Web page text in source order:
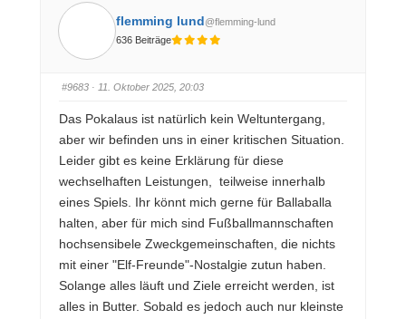
r
e
a
u
n
t
e
n
.
D
a
u
m
a
o
b
e
n
flemming lund@flemming-lund
636 Beiträge
#9683· 11. Oktober 2025, 20:03
Das Pokalaus ist natürlich kein Weltuntergang,
aber wir befinden uns in einer kritischen Situation.
Leider gibt es keine Erklärung für diese
wechselhaften Leistungen, teilweise innerhalb
eines Spiels. Ihr könnt mich gerne für Ballaballa
halten, aber für mich sind Fußballmannschaften
hochsensibele Zweckgemeinschaften, die nichts
mit einer "Elf-Freunde"-Nostalgie zutun haben.
Solange alles läuft und Ziele erreicht werden, ist
alles in Butter. Sobald es jedoch auch nur kleinste